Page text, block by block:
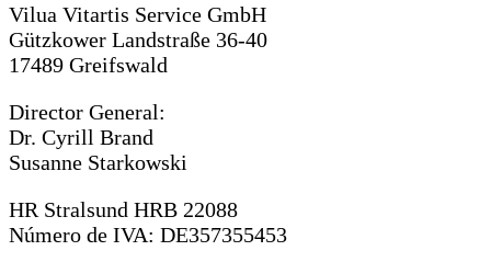
Vilua Vitartis Service GmbH
Gützkower Landstraße 36-40
17489 Greifswald
Director General:
Dr. Cyrill Brand
Susanne Starkowski
HR Stralsund HRB 22088
Número de IVA: DE357355453